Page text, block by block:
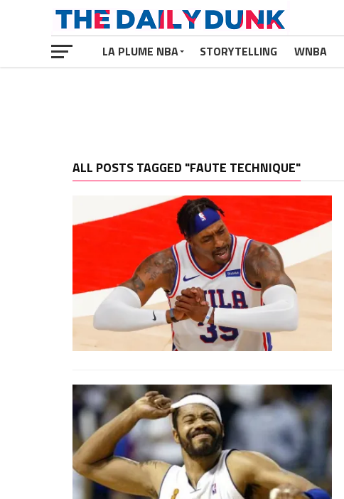
LA PLUME NBA STORYTELLING WNBA
ALL POSTS TAGGED "FAUTE TECHNIQUE"